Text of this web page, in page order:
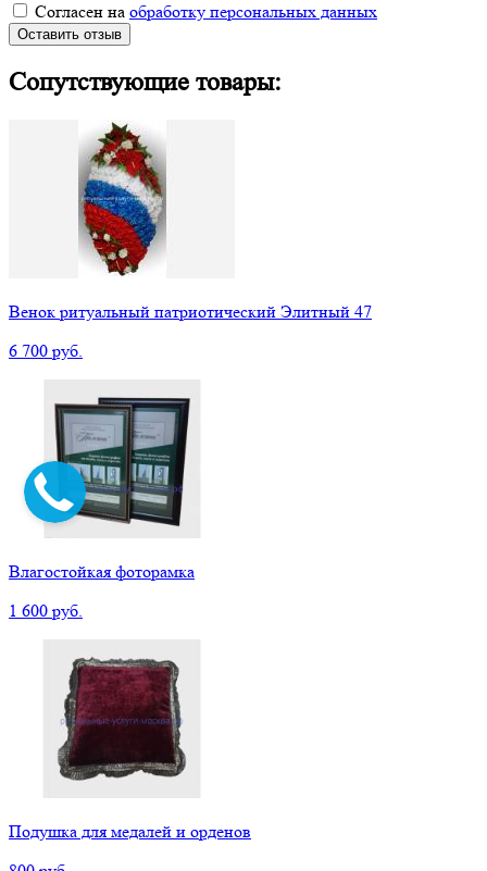
Согласен на обработку персональных данных
Оставить отзыв
Сопутствующие товары:
Венок ритуальный патриотический Элитный 47
6 700 руб.
Влагостойкая фоторамка
1 600 руб.
Подушка для медалей и орденов